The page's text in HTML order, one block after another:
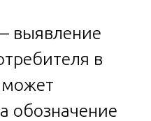
выявление
в
обозначение